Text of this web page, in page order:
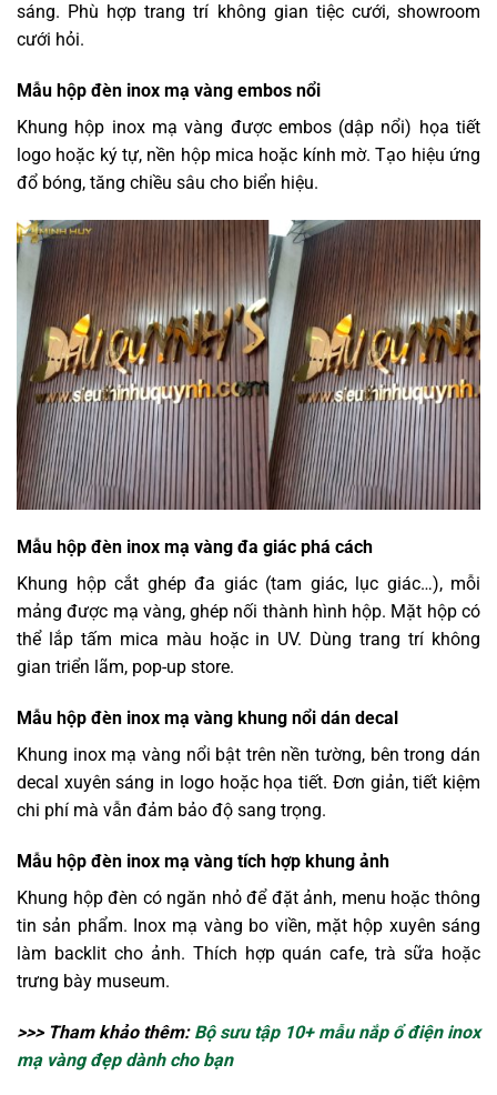
sáng. Phù hợp trang trí không gian tiệc cưới, showroom
cưới hỏi.
Mẫu hộp đèn inox mạ vàng embos nổi
Khung hộp inox mạ vàng được embos (dập nổi) họa tiết
logo hoặc ký tự, nền hộp mica hoặc kính mờ. Tạo hiệu ứng
đổ bóng, tăng chiều sâu cho biển hiệu.
Mẫu hộp đèn inox mạ vàng đa giác phá cách
Khung hộp cắt ghép đa giác (tam giác, lục giác…), mỗi
mảng được mạ vàng, ghép nối thành hình hộp. Mặt hộp có
thể lắp tấm mica màu hoặc in UV. Dùng trang trí không
gian triển lãm, pop-up store.
Mẫu hộp đèn inox mạ vàng khung nổi dán decal
Khung inox mạ vàng nổi bật trên nền tường, bên trong dán
decal xuyên sáng in logo hoặc họa tiết. Đơn giản, tiết kiệm
chi phí mà vẫn đảm bảo độ sang trọng.
Mẫu hộp đèn inox mạ vàng tích hợp khung ảnh
Khung hộp đèn có ngăn nhỏ để đặt ảnh, menu hoặc thông
tin sản phẩm. Inox mạ vàng bo viền, mặt hộp xuyên sáng
làm backlit cho ảnh. Thích hợp quán cafe, trà sữa hoặc
trưng bày museum.
>>> Tham khảo thêm: Bộ sưu tập 10+ mẫu nắp ổ điện inox
mạ vàng đẹp dành cho bạn